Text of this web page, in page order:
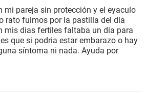
mi pareja sin protección y el eyaculo
rato fuimos por la pastilla del dia
mis dias fertiles faltaba un dia para
que si podria estar embarazo o hay
síntoma ni nada. Ayuda por